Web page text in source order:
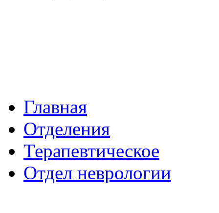
Главная
Отделения
Терапевтическое
Отдел неврологии